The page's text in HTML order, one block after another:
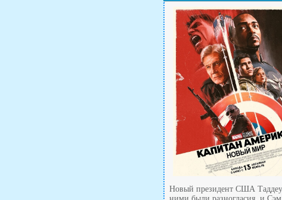
Новый президент США